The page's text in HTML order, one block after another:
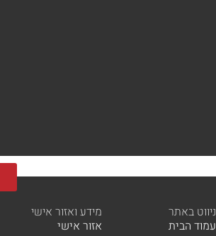
ניווט באתר
עמוד הבית
מידע ואזור אישי
אזור אישי